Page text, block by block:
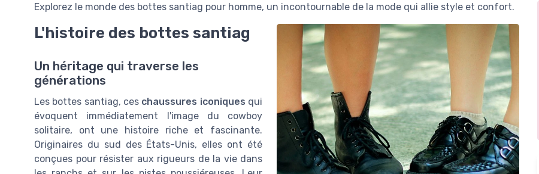
Explorez le monde des bottes santiag pour homme, un incontournable de la mode qui allie style et confort.
L'histoire des bottes santiag
Un héritage qui traverse les
générations
Les bottes santiag, ces chaussures iconiques qui
évoquent immédiatement l'image du cowboy
solitaire, ont une histoire riche et fascinante.
Originaires du sud des États-Unis, elles ont été
conçues pour résister aux rigueurs de la vie dans